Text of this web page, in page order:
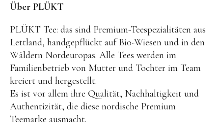
Orange toys
just dutch Kuscheltiere
HAPE Spielzeug
OYOY living Spielzeug
Kraul Spielzeug
Über PLÜKT
PLÜKT Tee: das sind Premium-Teespezialitäten aus
Lettland, handgepflückt auf Bio-Wiesen und in den
Wäldern Nordeuropas. Alle Tees werden im
Familienbetrieb von Mutter und Tochter im Team
kreiert und hergestellt.
Es ist vor allem ihre Qualität, Nachhaltigkeit und
Authentizität, die diese nordische Premium
Teemarke ausmacht.